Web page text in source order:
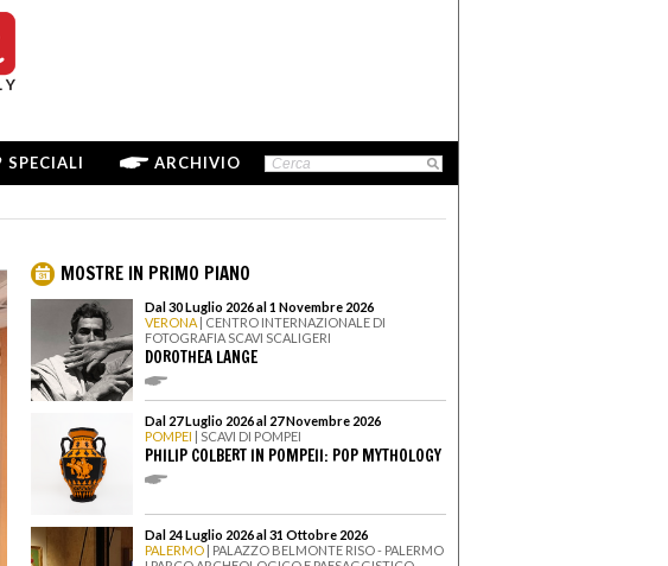
SPECIALI ARCHIVIO
MOSTRE IN PRIMO PIANO
Dal 30 Luglio 2026 al 1 Novembre 2026
VERONA | CENTRO INTERNAZIONALE DI
FOTOGRAFIA SCAVI SCALIGERI
DOROTHEA LANGE
Dal 27 Luglio 2026 al 27 Novembre 2026
POMPEI | SCAVI DI POMPEI
PHILIP COLBERT IN POMPEII: POP MYTHOLOGY
Dal 24 Luglio 2026 al 31 Ottobre 2026
PALERMO | PALAZZO BELMONTE RISO - PALERMO